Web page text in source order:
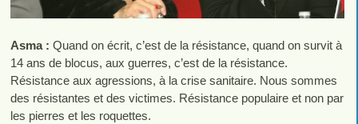
Asma : Quand on écrit, c’est de la résistance, quand on survit à
14 ans de blocus, aux guerres, c’est de la résistance.
Résistance aux agressions, à la crise sanitaire. Nous sommes
des résistantes et des victimes. Résistance populaire et non par
les pierres et les roquettes.